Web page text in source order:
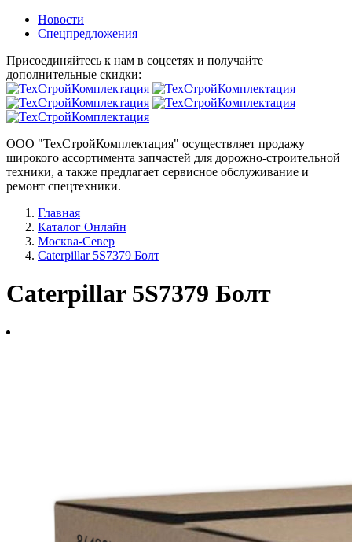
Новости
Спецпредложения
Присоединяйтесь к нам в соцсетях и получайте
дополнительные скидки:
ООО "ТехСтройКомплектация" осуществляет продажу
широкого ассортимента запчастей для дорожно-строительной
техники, а также предлагает сервисное обслуживание и
ремонт спецтехники.
Главная
Каталог Онлайн
Москва-Север
Caterpillar 5S7379 Болт
Caterpillar 5S7379 Болт